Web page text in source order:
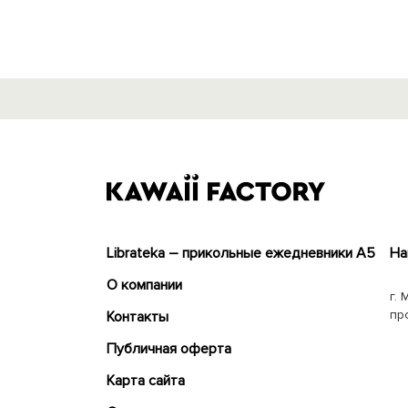
Librateka – прикольные ежедневники А5
О компании
Контакты
Публичная оферта
Карта сайта
г.